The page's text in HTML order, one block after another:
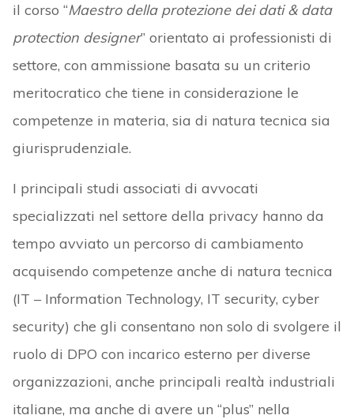
il corso “Maestro della protezione dei dati & data
protection designer” orientato ai professionisti di
settore, con ammissione basata su un criterio
meritocratico che tiene in considerazione le
competenze in materia, sia di natura tecnica sia
giurisprudenziale.
I principali studi associati di avvocati
specializzati nel settore della privacy hanno da
tempo avviato un percorso di cambiamento
acquisendo competenze anche di natura tecnica
(IT – Information Technology, IT security, cyber
security) che gli consentano non solo di svolgere il
ruolo di DPO con incarico esterno per diverse
organizzazioni, anche principali realtà industriali
italiane, ma anche di avere un “plus” nella